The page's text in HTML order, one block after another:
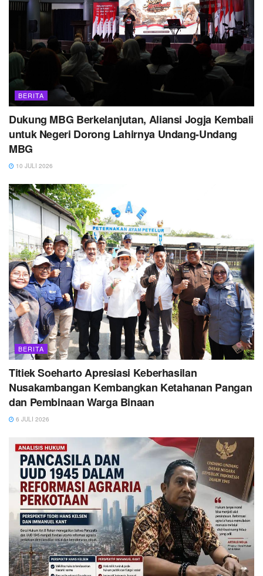
BERITA
Dukung MBG Berkelanjutan, Aliansi Jogja Kembali
untuk Negeri Dorong Lahirnya Undang-Undang
MBG
10 JULI 2026
BERITA
Titiek Soeharto Apresiasi Keberhasilan
Nusakambangan Kembangkan Ketahanan Pangan
dan Pembinaan Warga Binaan
6 JULI 2026